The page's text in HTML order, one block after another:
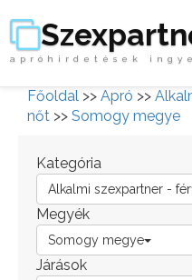
apróhirdetések
Főoldal >> Apró >>
nőt >> Somogy megye
Kategória
Alkalmi szexpartner -
Megyék
Somogy megye
Járások